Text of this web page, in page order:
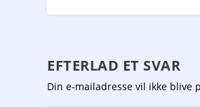
EFTERLAD ET SVAR
Din e-mailadresse vil ikke blive